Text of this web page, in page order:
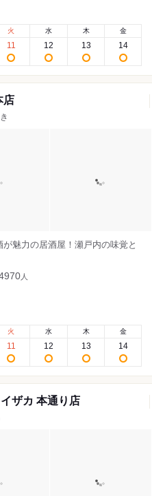
火
11
水
12
木
13
金
14
店
魅力の居酒屋！瀬戸内の味覚と
人
火
11
水
12
木
13
金
14
ザカ 本通り店